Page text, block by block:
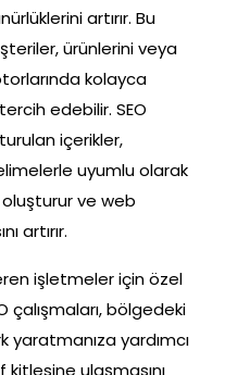
artırır. Bu
ürünlerini veya
kolayca
edebilir. SEO
içerikler,
uyumlu olarak
ve web
artırır.
işletmeler için özel
çalışmaları, bölgedeki
yardımcı
ulaşmasını